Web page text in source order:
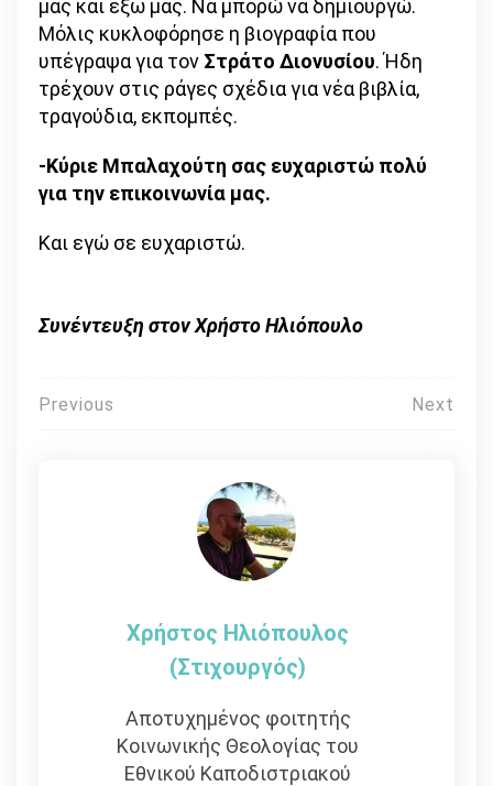
μας και έξω μας. Να μπορώ να δημιουργώ.
Μόλις κυκλοφόρησε η βιογραφία που
υπέγραψα για τον Στράτο Διονυσίου. Ήδη
τρέχουν στις ράγες σχέδια για νέα βιβλία,
τραγούδια, εκπομπές.
-Κύριε Μπαλαχούτη σας ευχαριστώ πολύ
για την επικοινωνία μας.
Και εγώ σε ευχαριστώ.
Συνέντευξη στον Χρήστο Ηλιόπουλο
Πλοήγηση
Previous Next
Χρήστος Ηλιόπουλος
(στιχουργός)
Αποτυχημένος φοιτητής
Κοινωνικής Θεολογίας του
Εθνικού Καποδιστριακού